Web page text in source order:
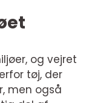
og vejret
tøj, der
men også